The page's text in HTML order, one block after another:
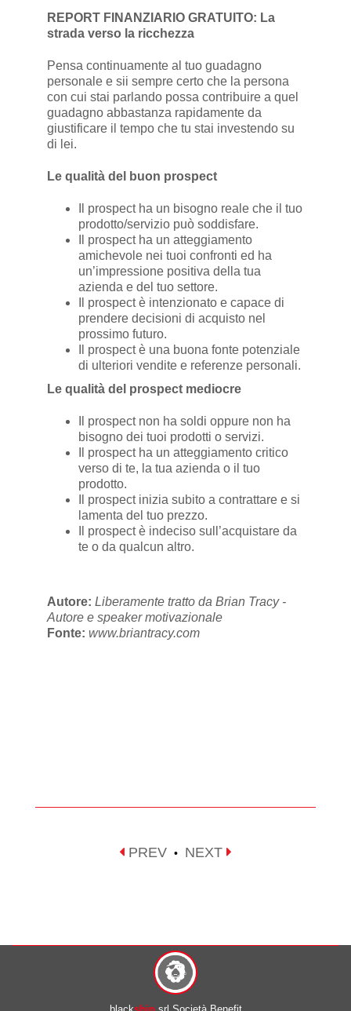
REPORT FINANZIARIO GRATUITO: La
strada verso la ricchezza
Pensa continuamente al tuo guadagno
personale e sii sempre certo che la persona
con cui stai parlando possa contribuire a quel
guadagno abbastanza rapidamente da
giustificare il tempo che tu stai investendo su
di lei.
Le qualità del buon prospect
Il prospect ha un bisogno reale che il tuo
prodotto/servizio può soddisfare.
Il prospect ha un atteggiamento
amichevole nei tuoi confronti ed ha
un’impressione positiva della tua
azienda e del tuo settore.
Il prospect è intenzionato e capace di
prendere decisioni di acquisto nel
prossimo futuro.
Il prospect è una buona fonte potenziale
di ulteriori vendite e referenze personali.
Le qualità del prospect mediocre
Il prospect non ha soldi oppure non ha
bisogno dei tuoi prodotti o servizi.
Il prospect ha un atteggiamento critico
verso di te, la tua azienda o il tuo
prodotto.
Il prospect inizia subito a contrattare e si
lamenta del tuo prezzo.
Il prospect è indeciso sull’acquistare da
te o da qualcun altro.
Autore: Liberamente tratto da Brian Tracy -
Autore e speaker motivazionale
Fonte: www.briantracy.com
PREV • NEXT